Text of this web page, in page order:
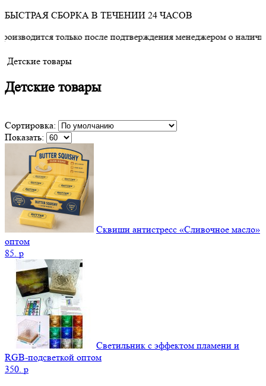
БЫСТРАЯ СБОРКА В ТЕЧЕНИИ 24 ЧАСОВ
только после подтверждения менеджером о наличии товара.
Детские товары
Детские товары
Сортировка:
Показать:
Сквиши антистресс «Сливочное масло»
оптом
85. p
Светильник с эффектом пламени и
RGB-подсветкой оптом
350. p